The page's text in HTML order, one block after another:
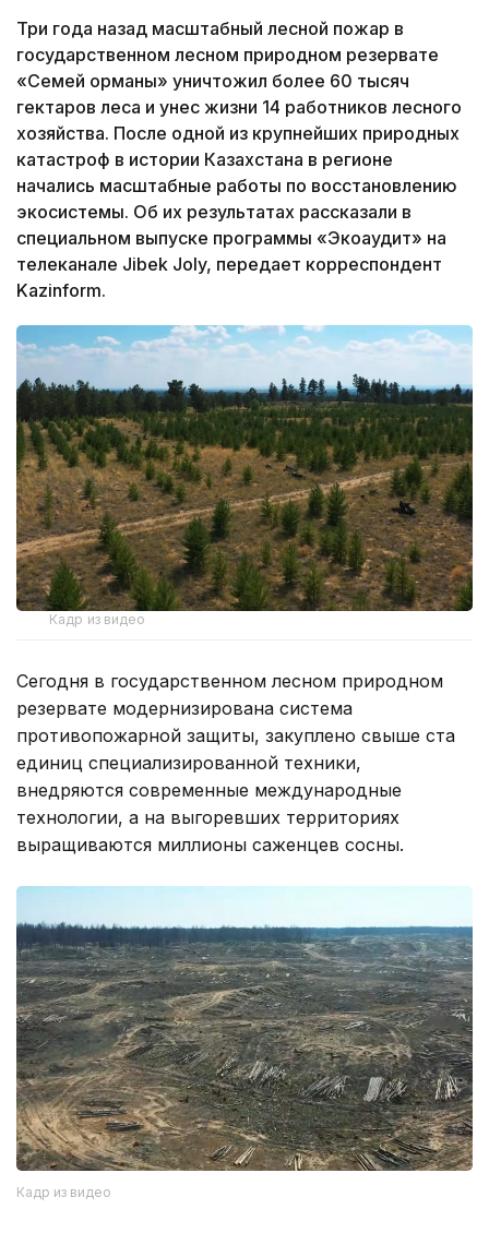
Три года назад масштабный лесной пожар в
государственном лесном природном резервате
«Семей орманы» уничтожил более 60 тысяч
гектаров леса и унес жизни 14 работников лесного
хозяйства. После одной из крупнейших природных
катастроф в истории Казахстана в регионе
начались масштабные работы по восстановлению
экосистемы. Об их результатах рассказали в
специальном выпуске программы «Экоаудит» на
телеканале Jibek Joly, передает корреспондент
Kazinform.
Кадр из видео
Сегодня в государственном лесном природном
резервате модернизирована система
противопожарной защиты, закуплено свыше ста
единиц специализированной техники,
внедряются современные международные
технологии, а на выгоревших территориях
выращиваются миллионы саженцев сосны.
Кадр из видео